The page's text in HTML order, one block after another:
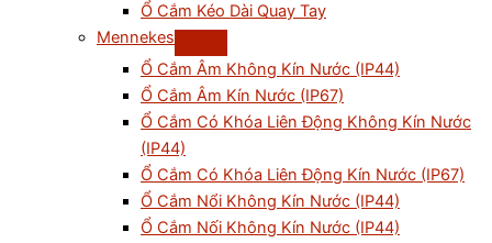
Ổ Cắm Kéo Dài Quay Tay
Mennekes
Ổ Cắm Âm Không Kín Nước (IP44)
Ổ Cắm Âm Kín Nước (IP67)
Ổ Cắm Có Khóa Liên Động Không Kín Nước
(IP44)
Ổ Cắm Có Khóa Liên Động Kín Nước (IP67)
Ổ Cắm Nổi Không Kín Nước (IP44)
Ổ Cắm Nối Không Kín Nước (IP44)